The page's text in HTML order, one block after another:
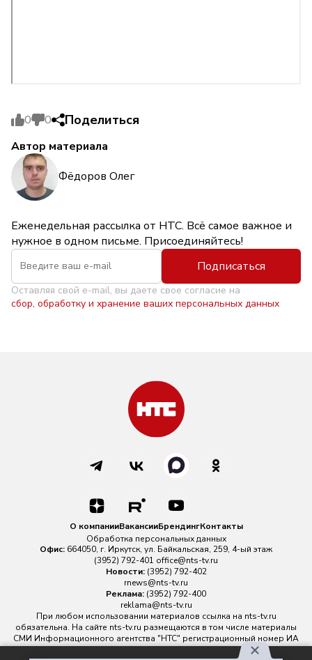
0 0 Поделиться
Автор материала
Фёдоров Олег
Еженедельная рассылка от НТС. Всё самое важное и
нужное в одном письме. Присоединяйтесь!
Подписаться
Оставляя свой e-mail, вы даете свое согласие на
сбор, обработку и хранение ваших персональных данных
О компанииВакансииБрендингКонтакты
Обработка персональных данных
Офис: 664050, г. Иркутск, ул. Байкальская, 259, 4-ый этаж
(3952) 792-401 office@nts-tv.ru
Новости: (3952) 792-402
rnews@nts-tv.ru
Реклама: (3952) 792-400
reklama@nts-tv.ru
При любом использовании материалов ссылка на nts-tv.ru
обязательна. На сайте nts-tv.ru размещаются в том числе материалы
СМИ Информационного агентства "НТС" регистрационный номер ИА
№ ФС 77 - 88763 зарегистрировано Федеральной службой по